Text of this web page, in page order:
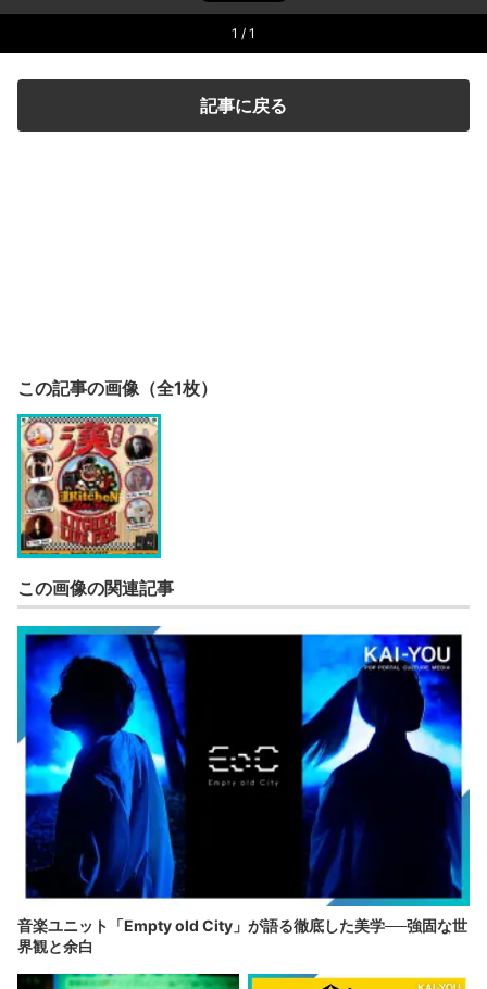
1 / 1
記事に戻る
この記事の画像（全1枚）
この画像の関連記事
音楽ユニット「Empty old City」が語る徹底した美学──強固な世
界観と余白